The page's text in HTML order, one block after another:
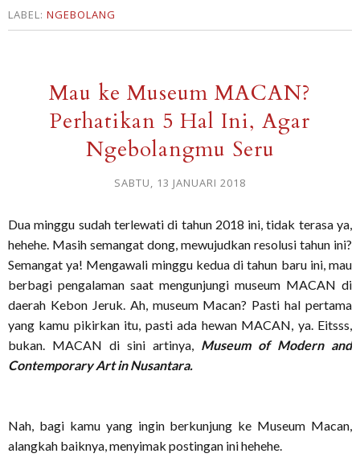
LABEL: NGEBOLANG
Mau ke Museum MACAN?
Perhatikan 5 Hal Ini, Agar
Ngebolangmu Seru
SABTU, 13 JANUARI 2018
Dua minggu sudah terlewati di tahun 2018 ini, tidak terasa ya,
hehehe. Masih semangat dong, mewujudkan resolusi tahun ini?
Semangat ya! Mengawali minggu kedua di tahun baru ini, mau
berbagi pengalaman saat mengunjungi museum MACAN di
daerah Kebon Jeruk. Ah, museum Macan? Pasti hal pertama
yang kamu pikirkan itu, pasti ada hewan MACAN, ya. Eitsss,
bukan. MACAN di sini artinya, Museum of Modern and
Contemporary Art in Nusantara.
Nah, bagi kamu yang ingin berkunjung ke Museum Macan,
alangkah baiknya, menyimak postingan ini hehehe.